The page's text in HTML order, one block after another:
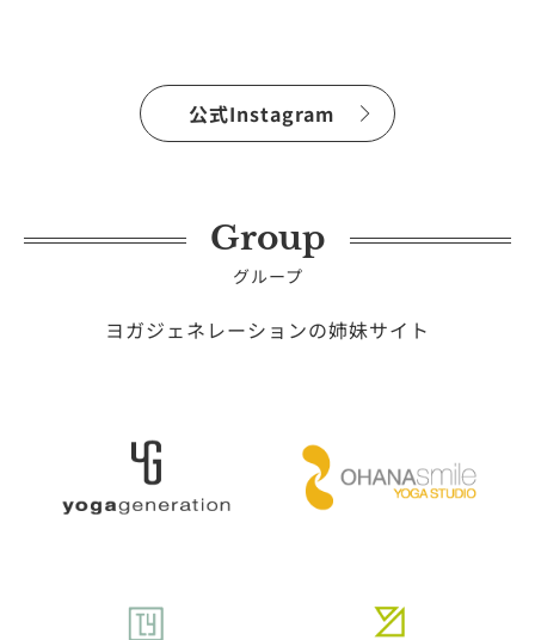
公式Instagram
Group
グループ
ヨガジェネレーションの姉妹サイト